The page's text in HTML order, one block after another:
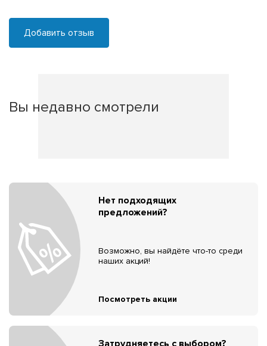
Добавить отзыв
Вы недавно смотрели
Нет подходящих
предложений?
Возможно, вы найдёте что-то среди
наших акций!
Посмотреть акции
Затрудняетесь с выбором?